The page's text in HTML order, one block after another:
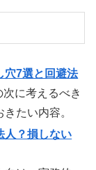
穴7選と回避法
に考えるべき
たい内容。
人？損しない